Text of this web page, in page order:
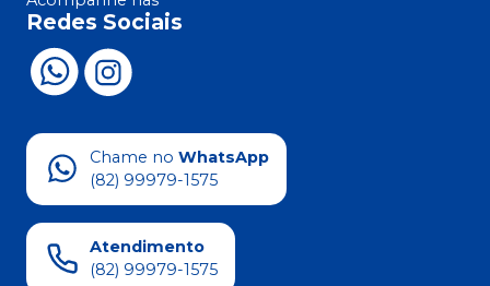
Redes Sociais
Chame no WhatsApp
(82) 99979-1575
Atendimento
(82) 99979-1575